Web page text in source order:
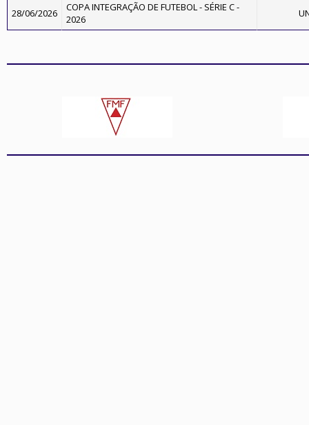
28/06/2026
COPA INTEGRAÇÃO DE FUTEBOL - SÉRIE C -
2026